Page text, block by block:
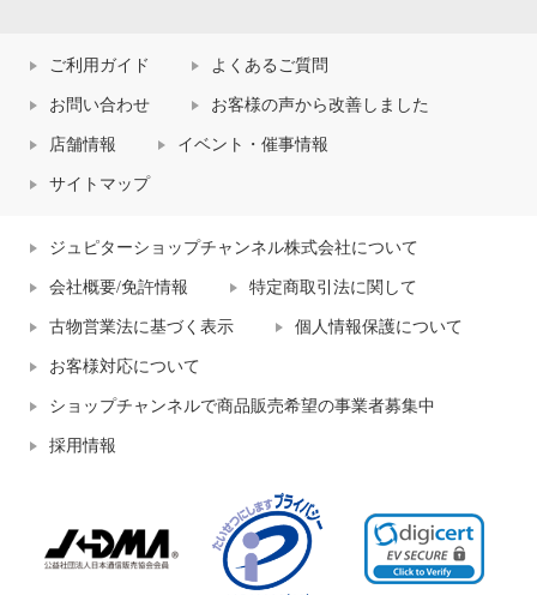
ご利用ガイド よくあるご質問
お問い合わせ お客様の声から改善しました
店舗情報 イベント・催事情報
サイトマップ
ジュピターショップチャンネル株式会社について
会社概要/免許情報 特定商取引法に関して
古物営業法に基づく表示 個人情報保護について
お客様対応について
ショップチャンネルで商品販売希望の事業者募集中
採用情報